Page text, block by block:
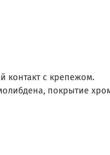
контакт с крепежом.
покрытие